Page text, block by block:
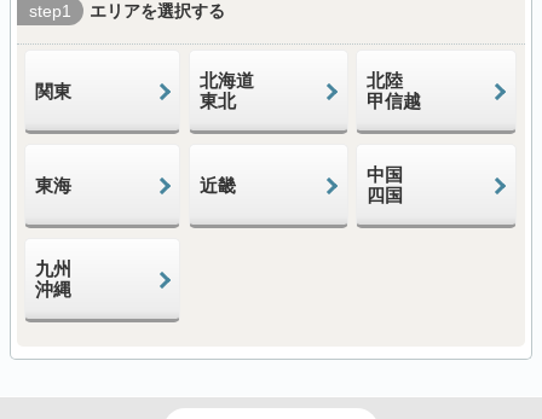
step1 エリアを選択する
関東
北海道
東北
北陸
甲信越
東海 近畿
中国
四国
九州
沖縄